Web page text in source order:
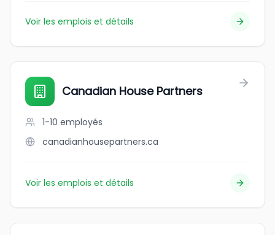
Voir les emplois et détails
Canadian House Partners
1-10 employés
canadianhousepartners.ca
Voir les emplois et détails